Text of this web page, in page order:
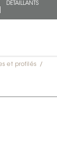
DÉTAILLANTS
et profilés /